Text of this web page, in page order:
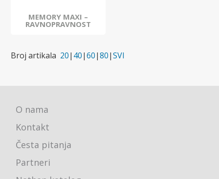
MEMORY MAXI –
RAVNOPRAVNOST
Broj artikala 20| 40|60|80|SVI
O nama
Kontakt
Česta pitanja
Partneri